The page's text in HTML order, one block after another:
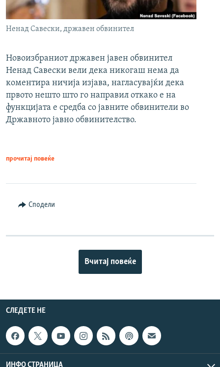
Ненад Савески, државен обвинител
Новоизбраниот државен јавен обвинител
Ненад Савески вели дека никогаш нема да
коментира ничија изјава, нагласувајќи дека
првото нешто што го направил откако е на
функцијата е средба со јавните обвинители во
Државното јавно обвинителство.
прочитај повеќе
Сподели
Вчитај повеќе
СЛЕДЕТЕ НЕ
ИНФО СТРАНИЦА